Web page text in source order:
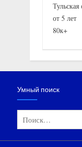
Тульская
от 5 лет
80к+
Умный поиск